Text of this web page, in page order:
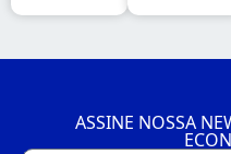
ASSINE NOSSA